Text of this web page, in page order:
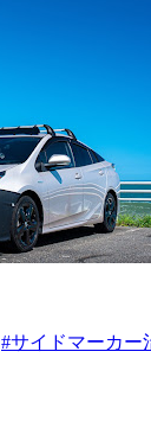
#サイドマーカー